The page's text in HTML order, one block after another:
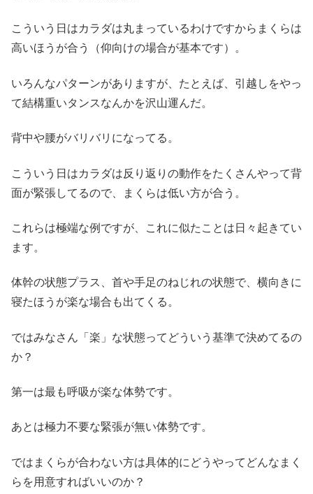
こういう日はカラダは丸まっているわけですからまくらは
高いほうが合う（仰向けの場合が基本です）。
いろんなパターンがありますが、たとえば、引越しをやっ
て結構重いタンスなんかを沢山運んだ。
背中や腰がバリバリになってる。
こういう日はカラダは反り返りの動作をたくさんやって背
面が緊張してるので、まくらは低い方が合う。
これらは極端な例ですが、これに似たことは日々起きてい
ます。
体幹の状態プラス、首や手足のねじれの状態で、横向きに
寝たほうが楽な場合も出てくる。
ではみなさん「楽」な状態ってどういう基準で決めてるの
か？
第一は最も呼吸が楽な体勢です。
あとは極力不要な緊張が無い体勢です。
ではまくらが合わない方は具体的にどうやってどんなまく
らを用意すればいいのか？